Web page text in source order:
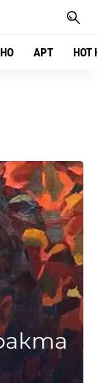
АРТ HOT